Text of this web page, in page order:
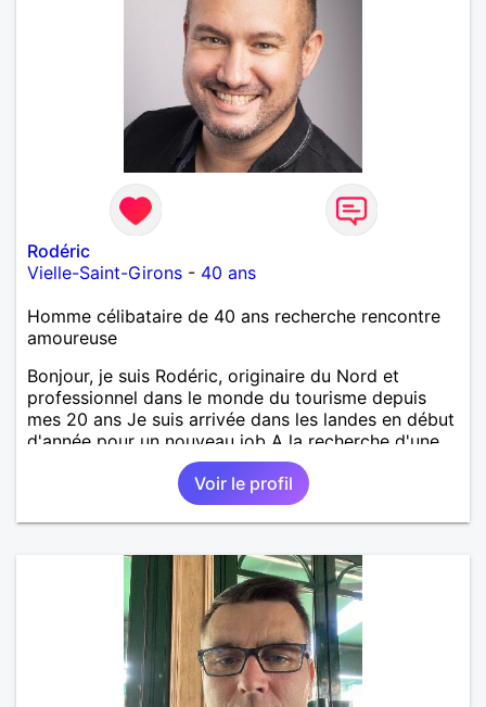
Rodéric
Vielle-Saint-Girons - 40 ans
Homme célibataire de 40 ans recherche rencontre
amoureuse
Bonjour, je suis Rodéric, originaire du Nord et
professionnel dans le monde du tourisme depuis
mes 20 ans Je suis arrivée dans les landes en début
d'année pour un nouveau job A la recherche d'une
personne avec qui découvrir, partager et pourquoi
pas aimer ;) Je suis quelqu'un d'humain, sociable
avec une pointe de taquinerie ;) Au plaisir :)
Voir le profil